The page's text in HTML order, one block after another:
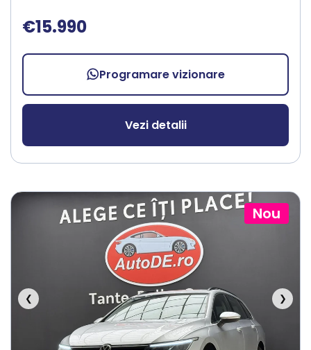
€15.990
Programare vizionare
Vezi detalii
Nou
❮ ❯